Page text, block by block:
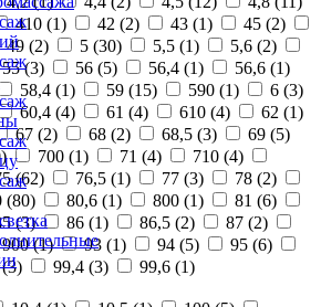
410 (1) 42 (2) 43 (1) 45 (2)
49 (2) 5 (30) 5,5 (1) 5,6 (2)
55 (3) 56 (5) 56,4 (1) 56,6 (1)
58,4 (1) 59 (15) 590 (1) 6 (3)
60,4 (4) 61 (4) 610 (4) 62 (1)
67 (2) 68 (2) 68,5 (3) 69 (5)
) 700 (1) 71 (4) 710 (4)
(62) 76,5 (1) 77 (3) 78 (2)
(80) 80,6 (1) 800 (1) 81 (6)
(3) 86 (1) 86,5 (2) 87 (2)
900 (1) 93 (1) 94 (5) 95 (6)
3) 99,4 (3) 99,6 (1)